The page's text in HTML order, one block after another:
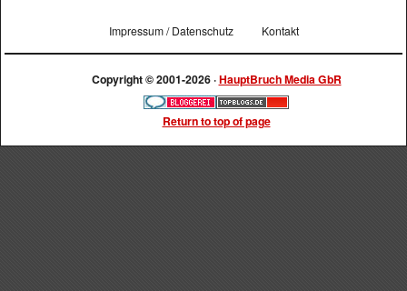
Impressum / Datenschutz Kontakt
Copyright © 2001-2026 ·HauptBruch Media GbR
Return to top of page